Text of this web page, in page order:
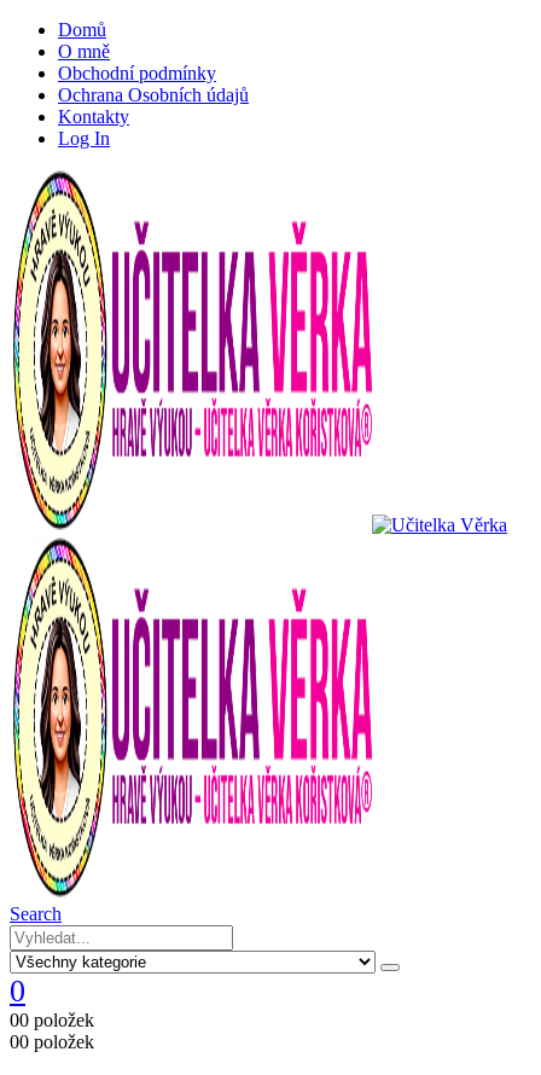
Domů
O mně
Obchodní podmínky
Ochrana Osobních údajů
Kontakty
Log In
Search
0
00 položek
00 položek